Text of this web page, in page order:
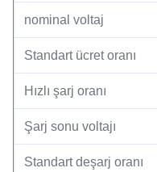
nominal voltaj
Standart ücret oranı
Hızlı şarj oranı
Şarj sonu voltajı
Standart deşarj oranı